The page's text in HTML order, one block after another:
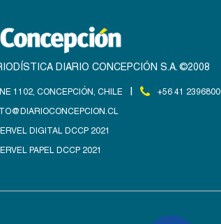
DIARIO CONCEPCIÓN S.A. ©2008
1102, CONCEPCIÓN, CHILE
+56 41 2396800
DIGITAL DCCP 2021
PAPEL DCCP 2021